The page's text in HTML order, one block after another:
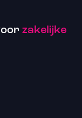
zakelijke